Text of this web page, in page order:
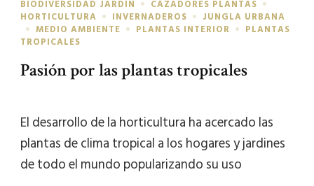
BIODIVERSIDAD JARDÍN
CAZADORES PLANTAS
HORTICULTURA
INVERNADEROS
JUNGLA URBANA
MEDIO AMBIENTE
PLANTAS INTERIOR
PLANTAS
TROPICALES
Pasión por las plantas tropicales
El desarrollo de la horticultura ha acercado las
plantas de clima tropical a los hogares y jardines
de todo el mundo popularizando su uso